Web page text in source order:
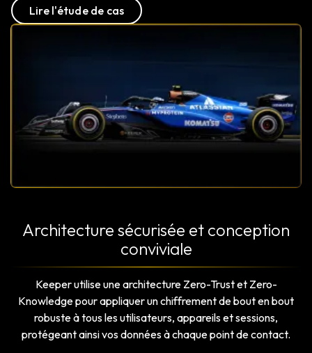
Lire l'étude de cas
Architecture sécurisée et conception
conviviale
Keeper utilise une architecture Zero-Trust et Zero-
Knowledge pour appliquer un chiffrement de bout en bout
robuste à tous les utilisateurs, appareils et sessions,
protégeant ainsi vos données à chaque point de contact.